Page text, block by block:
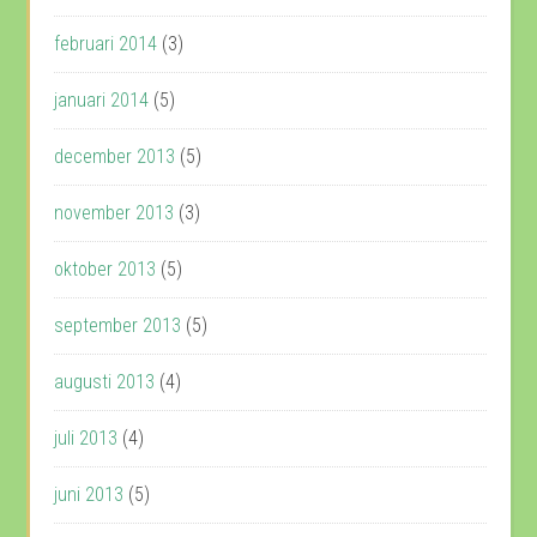
februari 2014 (3)
januari 2014 (5)
december 2013 (5)
november 2013 (3)
oktober 2013 (5)
september 2013 (5)
augusti 2013 (4)
juli 2013 (4)
juni 2013 (5)